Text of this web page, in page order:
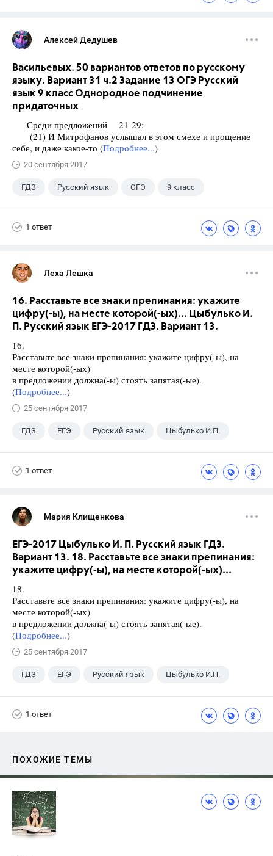
Алексей Дедушев
Васильевых. 50 вариантов ответов по русскому
языку. Вариант 31 ч.2 Задание 13 ОГЭ Русский
язык 9 класс Однородное подчинение
придаточных
Среди предложений 21-29:
(21) И Митрофанов услышал в этом смехе и прощение
себе, и даже какое-то (Подробнее...)
20 сентября 2017
ГДЗ Русский язык ОГЭ 9 класс
1 ответ
Леха Лешка
16. Расставьте все знаки препинания: укажите
цифру(-ы), на месте которой(-ых)... Цыбулько И.
П. Русский язык ЕГЭ-2017 ГДЗ. Вариант 13.
16.
Расставьте все знаки препинания: укажите цифру(-ы), на
месте которой(-ых)
в предложении должна(-ы) стоять запятая(-ые).
(Подробнее...)
25 сентября 2017
ГДЗ ЕГЭ Русский язык Цыбулько И.П.
1 ответ
Мария Клищенкова
ЕГЭ-2017 Цыбулько И. П. Русский язык ГДЗ.
Вариант 13. 18. Расставьте все знаки препинания:
укажите цифру(-ы), на месте которой(-ых)...
18.
Расставьте все знаки препинания: укажите цифру(-ы), на
месте которой(-ых)
в предложении должна(-ы) стоять запятая(-ые).
(Подробнее...)
25 сентября 2017
ГДЗ ЕГЭ Русский язык Цыбулько И.П.
1 ответ
ПОХОЖИЕ ТЕМЫ